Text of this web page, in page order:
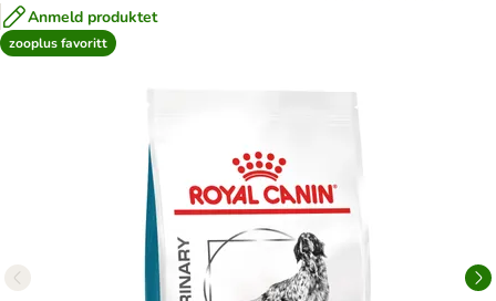
Anmeld produktet
zooplus favoritt